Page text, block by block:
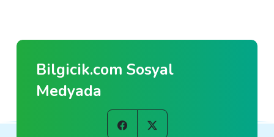
Bilgicik.com Sosyal
Medyada